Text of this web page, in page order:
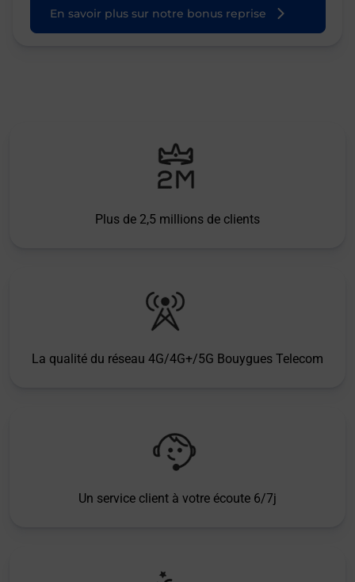
En savoir plus sur notre bonus reprise
Plus de 2,5 millions de clients
La qualité du réseau 4G/4G+/5G Bouygues Telecom
Un service client à votre écoute 6/7j